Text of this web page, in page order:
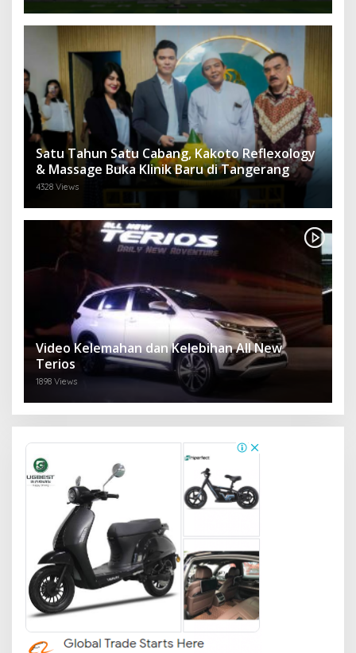
Satu Tahun Satu Cabang, Kakoto Reflexology
& Massage Buka Klinik Baru di Tangerang
4328 Views
Video Kelemahan dan Kelebihan All New
Terios
1898 Views